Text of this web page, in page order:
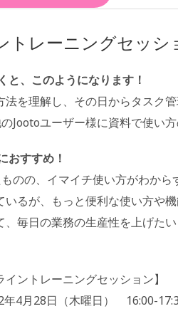
トレーニングセッシ
と、このようになります！
法を理解し、その日からタスク
のJootoユーザー様に資料で使い
おすすめ！
ものの、イマイチ使い方がわか
いるが、もっと便利な使い方や
、毎日の業務の生産性を上げたい
ントレーニングセッション】
年4月28日（木曜日） 16:00-